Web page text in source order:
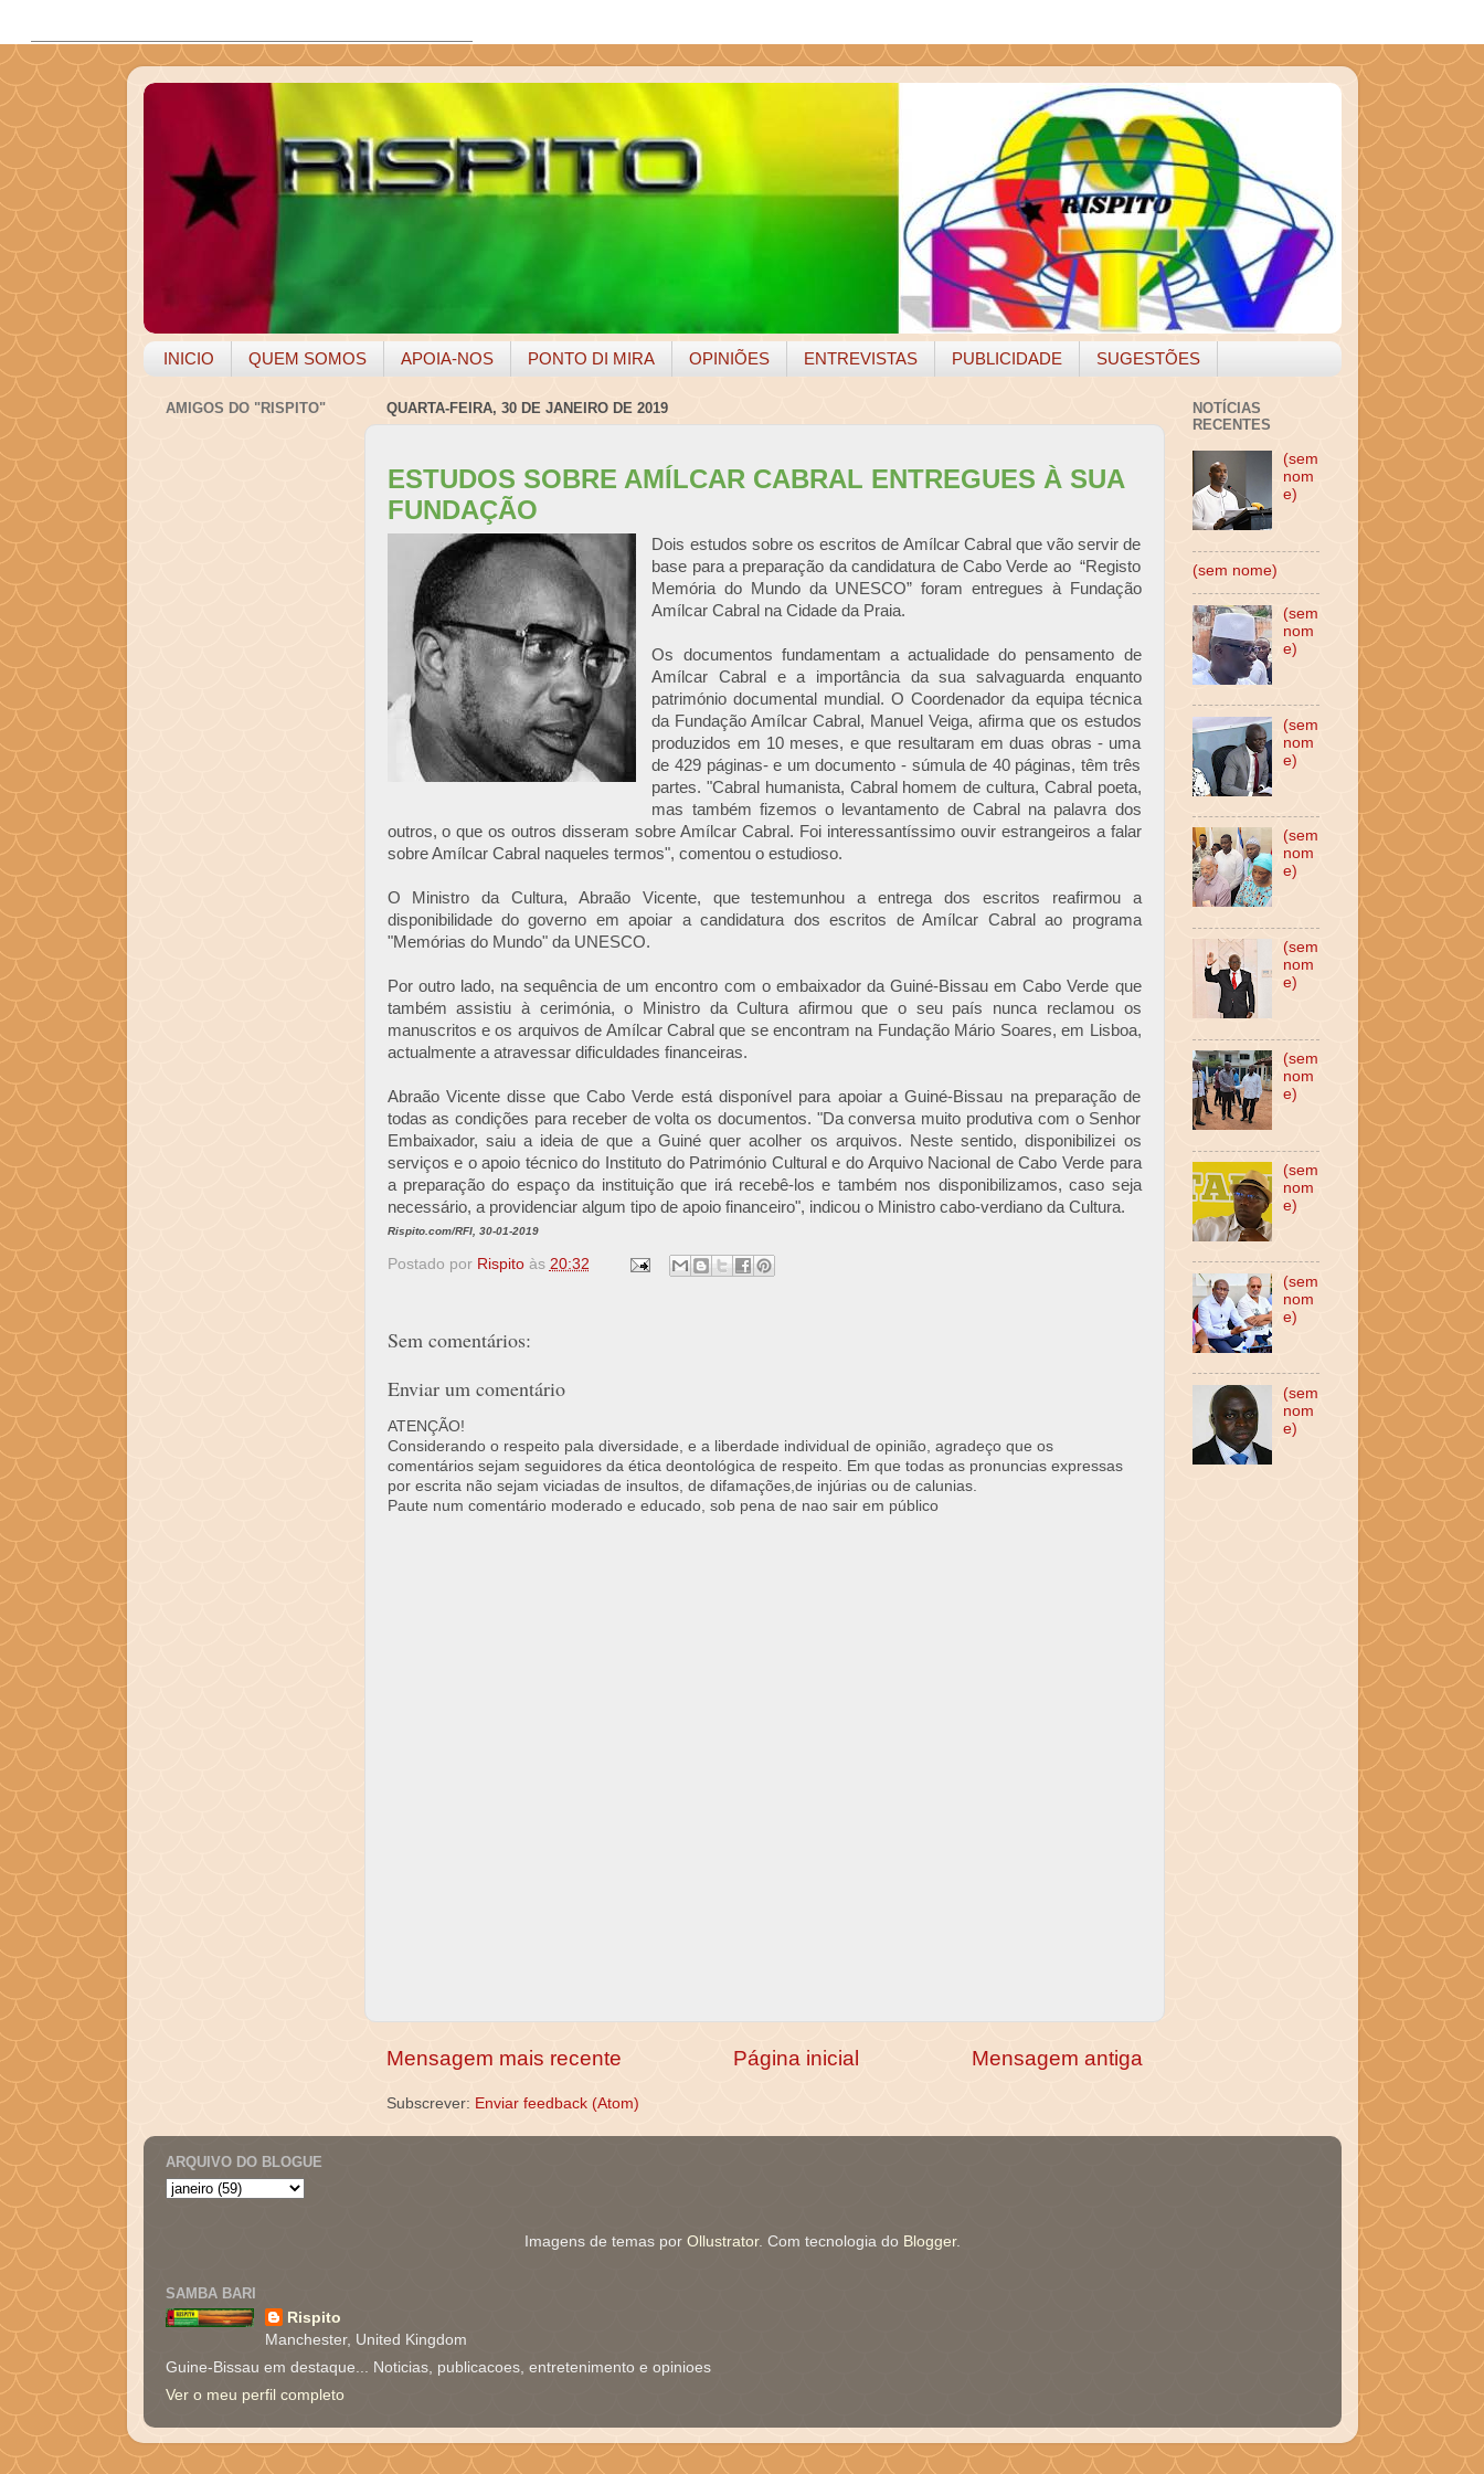
INICIO QUEM SOMOS APOIA-NOS PONTO DI MIRA OPINIÕES ENTREVISTAS PUBLICIDADE SUGESTÕES
QUARTA-FEIRA, 30 DE JANEIRO DE 2019
ESTUDOS SOBRE AMÍLCAR CABRAL ENTREGUES À SUA
FUNDAÇÃO
Dois estudos sobre os escritos de Amílcar Cabral que vão servir de
base para a preparação da candidatura de Cabo Verde ao “Registo
Memória do Mundo da UNESCO” foram entregues à Fundação
Amílcar Cabral na Cidade da Praia.
Os documentos fundamentam a actualidade do pensamento de
Amílcar Cabral e a importância da sua salvaguarda enquanto
património documental mundial. O Coordenador da equipa técnica
da Fundação Amílcar Cabral, Manuel Veiga, afirma que os estudos
produzidos em 10 meses, e que resultaram em duas obras - uma
de 429 páginas- e um documento - súmula de 40 páginas, têm três
partes. "Cabral humanista, Cabral homem de cultura, Cabral poeta,
mas também fizemos o levantamento de Cabral na palavra dos
outros, o que os outros disseram sobre Amílcar Cabral. Foi interessantíssimo ouvir estrangeiros a falar
sobre Amílcar Cabral naqueles termos", comentou o estudioso.
O Ministro da Cultura, Abraão Vicente, que testemunhou a entrega dos escritos reafirmou a
disponibilidade do governo em apoiar a candidatura dos escritos de Amílcar Cabral ao programa
"Memórias do Mundo" da UNESCO.
Por outro lado, na sequência de um encontro com o embaixador da Guiné-Bissau em Cabo Verde que
também assistiu à cerimónia, o Ministro da Cultura afirmou que o seu país nunca reclamou os
manuscritos e os arquivos de Amílcar Cabral que se encontram na Fundação Mário Soares, em Lisboa,
actualmente a atravessar dificuldades financeiras.
Abraão Vicente disse que Cabo Verde está disponível para apoiar a Guiné-Bissau na preparação de
todas as condições para receber de volta os documentos. "Da conversa muito produtiva com o Senhor
Embaixador, saiu a ideia de que a Guiné quer acolher os arquivos. Neste sentido, disponibilizei os
serviços e o apoio técnico do Instituto do Património Cultural e do Arquivo Nacional de Cabo Verde para
a preparação do espaço da instituição que irá recebê-los e também nos disponibilizamos, caso seja
necessário, a providenciar algum tipo de apoio financeiro", indicou o Ministro cabo-verdiano da Cultura.
Rispito.com/RFI, 30-01-2019
Postado por Rispito às 20:32
Sem comentários:
Enviar um comentário
ATENÇÃO!
Considerando o respeito pala diversidade, e a liberdade individual de opinião, agradeço que os
comentários sejam seguidores da ética deontológica de respeito. Em que todas as pronuncias expressas
por escrita não sejam viciadas de insultos, de difamações,de injúrias ou de calunias.
Paute num comentário moderado e educado, sob pena de nao sair em público
Mensagem mais recente Mensagem antiga
Página inicial
Subscrever: Enviar feedback (Atom)
AMIGOS DO "RISPITO"
NOTÍCIAS
RECENTES
(sem
nom
e)
(sem nome)
(sem
nom
e)
(sem
nom
e)
(sem
nom
e)
(sem
nom
e)
(sem
nom
e)
(sem
nom
e)
(sem
nom
e)
(sem
nom
e)
ARQUIVO DO BLOGUE
Imagens de temas por Ollustrator. Com tecnologia do Blogger.
SAMBA BARI
Rispito
Manchester, United Kingdom
Guine-Bissau em destaque... Noticias, publicacoes, entretenimento e opinioes
Ver o meu perfil completo